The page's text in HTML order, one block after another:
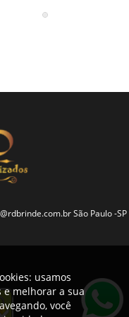
São Paulo -SP
usamos
e melhorar a sua
você